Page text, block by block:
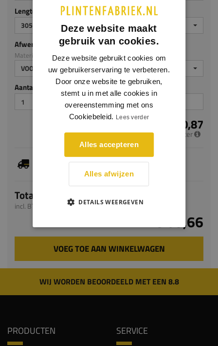
Lengte (mm)
3050
Afwerking
Materiaal: MDF v313
VOORGELAKT
Aantal stuks
€ 20,87
per meter
Je hebt gekozen voor maatwerk, de verwachte
Totaal
incl. BTW
€ 63,66
VOEG TOE AAN WINKELWAGEN
WIJ WORDEN BEOORDEELD MET EEN 8.8
PRODUCTEN SERVICE
Deze website maakt
gebruik van cookies.
Deze website gebruikt cookies om
uw gebruikerservaring te verbeteren.
Door onze website te gebruiken,
stemt u in met alle cookies in
overeenstemming met ons
Cookiebeleid. Lees verder
Alles accepteren
Alles afwijzen
DETAILS WEERGEVEN